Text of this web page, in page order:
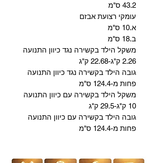
43.2 ס"מ
עומקי רצועת אבזם
א.10 ס"מ
ב.18 ס"מ
משקל הילד בקשירה נגד כיוון התנועה
2.26 ק"ג-22.68 ק"ג
גובה הילד בקשירה נגד כיוון התנועה
פחות מ-124.4 ס"מ
משקל הילד בקשירה עם כיוון התנועה
10 ק"ג-29.5 ק"ג
גובה הילד בקשירה עם כיוון התנועה
פחות מ-124.4 ס"מ